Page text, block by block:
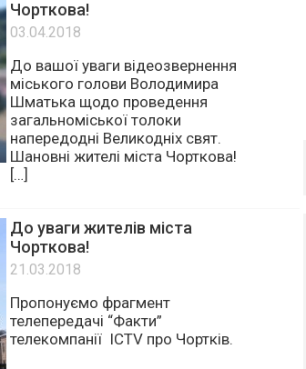
Шановні жителі міста
Чорткова!
03.04.2018
До вашої уваги відеозвернення
міського голови Володимира
Шматька щодо проведення
загальноміської толоки
[…]
До уваги жителів міста
Чорткова!
21.03.2018